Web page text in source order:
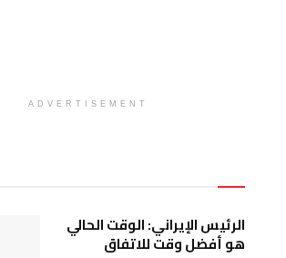
ADVERTISEMENT
الرئيس الإيراني: الوقت الحالي
هو أفضل وقت للاتفاق